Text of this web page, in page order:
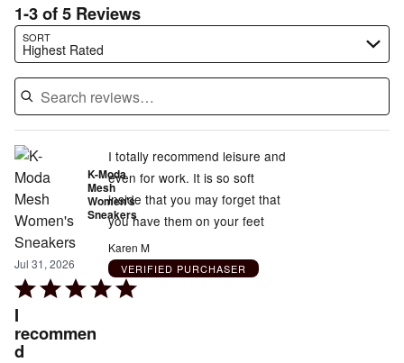
1-3 of 5 Reviews
SORT
Highest Rated
Search reviews…
K-Moda
Mesh
Women's
Sneakers
Jul 31, 2026
Rated
5
out
of
I
recommen
d
I totally recommend leisure and
even for work. It is so soft
inside that you may forget that
you have them on your feet
Karen M
VERIFIED PURCHASER